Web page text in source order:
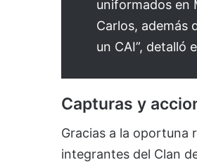
uniformados en
Carlos, además
un CAI”, detalló
Capturas y
Gracias a la oportuna
integrantes del Clan